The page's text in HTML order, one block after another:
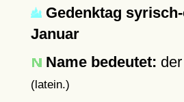
Gedenktag
Januar
Name bedeutet:
(latein.)